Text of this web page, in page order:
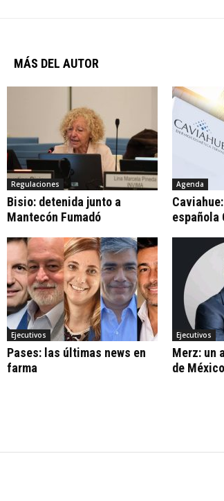
MÁS DEL AUTOR
Regulaciones
Bisio: detenida junto a
Mantecón Fumadó
Agenda
española
Ejecutivos
Pases: las últimas news en
farma
Ejecutivos
Merz: un
de México